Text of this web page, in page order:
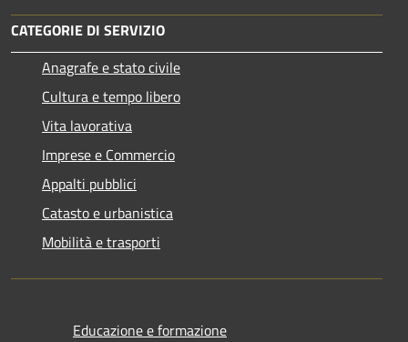
CATEGORIE DI SERVIZIO
Anagrafe e stato civile
Cultura e tempo libero
Vita lavorativa
Imprese e Commercio
Appalti pubblici
Catasto e urbanistica
Mobilità e trasporti
Educazione e formazione